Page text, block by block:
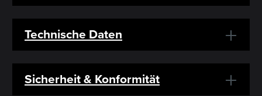
Technische Daten
Sicherheit & Konformität